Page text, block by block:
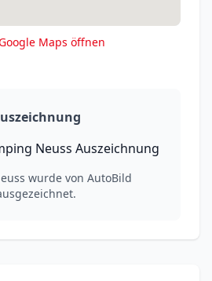
Maps öffnen
wurde von AutoBild